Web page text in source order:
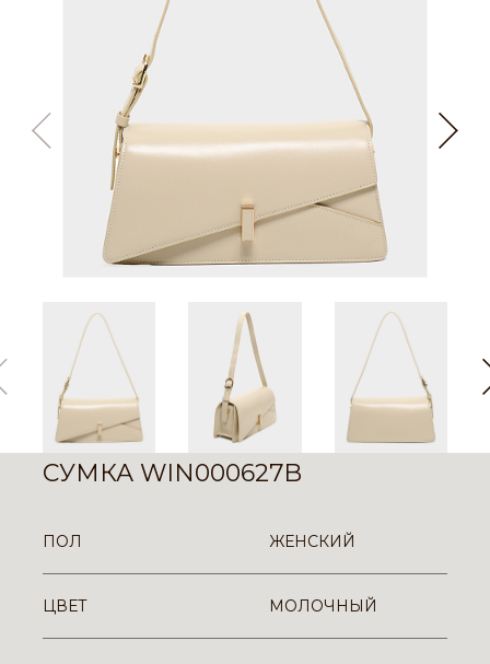
СУМКА WIN000627B
ПОЛ ЖЕНСКИЙ
ЦВЕТ МОЛОЧНЫЙ